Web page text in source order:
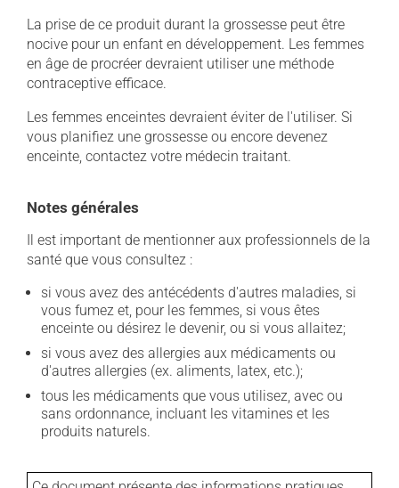
La prise de ce produit durant la grossesse peut être
nocive pour un enfant en développement. Les femmes
en âge de procréer devraient utiliser une méthode
contraceptive efficace.
Les femmes enceintes devraient éviter de l'utiliser. Si
vous planifiez une grossesse ou encore devenez
enceinte, contactez votre médecin traitant.
Notes générales
Il est important de mentionner aux professionnels de la
santé que vous consultez :
si vous avez des antécédents d'autres maladies, si
vous fumez et, pour les femmes, si vous êtes
enceinte ou désirez le devenir, ou si vous allaitez;
si vous avez des allergies aux médicaments ou
d'autres allergies (ex. aliments, latex, etc.);
tous les médicaments que vous utilisez, avec ou
sans ordonnance, incluant les vitamines et les
produits naturels.